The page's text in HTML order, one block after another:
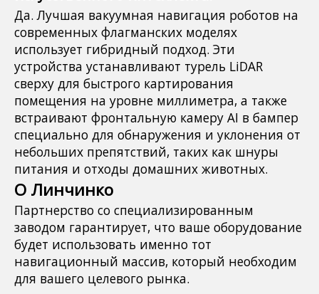
Да. Лучшая вакуумная навигация роботов на
современных флагманских моделях
использует гибридный подход. Эти
устройства устанавливают турель LiDAR
сверху для быстрого картирования
помещения на уровне миллиметра, а также
встраивают фронтальную камеру AI в бампер
специально для обнаружения и уклонения от
небольших препятствий, таких как шнуры
питания и отходы домашних животных.
О Линчинко
Партнерство со специализированным
заводом гарантирует, что ваше оборудование
будет использовать именно тот
навигационный массив, который необходим
для вашего целевого рынка.